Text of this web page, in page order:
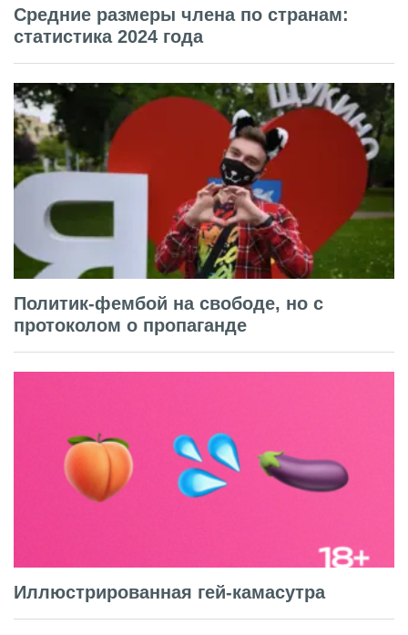
Средние размеры члена по странам:
статистика 2024 года
Политик-фембой на свободе, но с
протоколом о пропаганде
Иллюстрированная гей-камасутра